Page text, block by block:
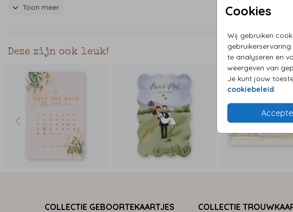
Cookies
Wij gebruiken
te analyseren en
weergeven van
Je kunt jouw
cookiebeleid.
Toon meer
Deze zijn ook leuk!
Nijmegen
COLLECTIE GEBOORTEKAARTJES COLLECTIE